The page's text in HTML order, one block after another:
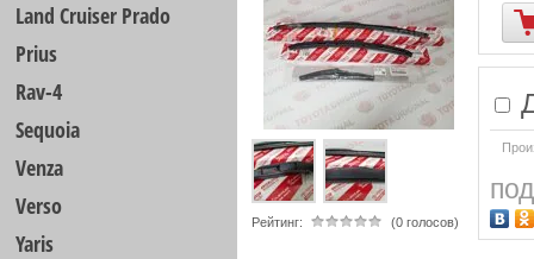
Land Cruiser Prado
Prius
Rav-4
Sequoia
Venza
Verso
Yaris
Рейтинг: (0 голосов)